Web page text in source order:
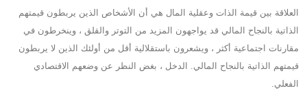
العلاقة بين قيمة الذات وعقلية المال هي أن الأشخاص الذين يربطون قيمتهم
الذاتية بالنجاح المالي قد يواجهون المزيد من التوتر والقلق ، وينخرطون في
مقارنات اجتماعية أكثر ، ويشعرون باستقلالية أقل من أولئك الذين لا يربطون
قيمتهم الذاتية بالنجاح المالي. الدخل ، بغض النظر عن وضعهم الاقتصادي
الفعلي.